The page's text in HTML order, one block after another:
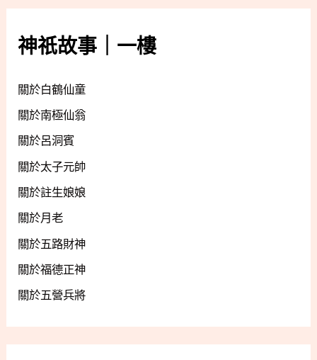
神祇故事｜一樓
關於白鶴仙童
關於南極仙翁
關於呂洞賓
關於太子元帥
關於註生娘娘
關於月老
關於五路財神
關於福德正神
關於五營兵將